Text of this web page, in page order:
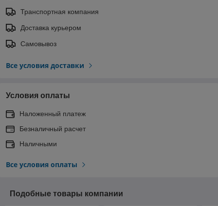
Транспортная компания
Доставка курьером
Самовывоз
Все условия доставки
Условия оплаты
Наложенный платеж
Безналичный расчет
Наличными
Все условия оплаты
Подобные товары компании